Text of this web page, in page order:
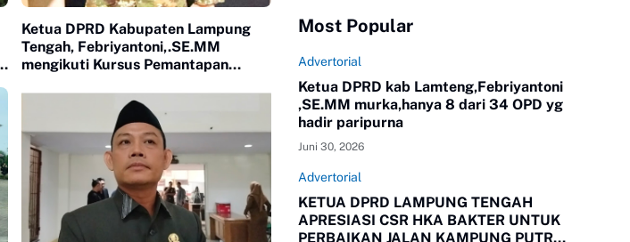
Ketua DPRD Kabupaten Lampung
Tengah, Febriyantoni,.SE.MM
mengikuti Kursus Pemantapan
Ketahanan Nasional (Lemhanas RI)
pada 15 April - 19 April 2026.
Most Popular
Advertorial
Ketua DPRD kab Lamteng,Febriyantoni
,SE.MM murka,hanya 8 dari 34 OPD yg
hadir paripurna
Juni 30, 2026
Advertorial
KETUA DPRD LAMPUNG TENGAH
APRESIASI CSR HKA BAKTER UNTUK
PERBAIKAN JALAN KAMPUNG PUTRA